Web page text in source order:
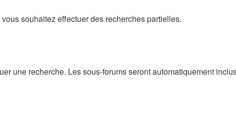
souhaitez effectuer des recherches partielles.
une recherche. Les sous-forums seront automatiquement